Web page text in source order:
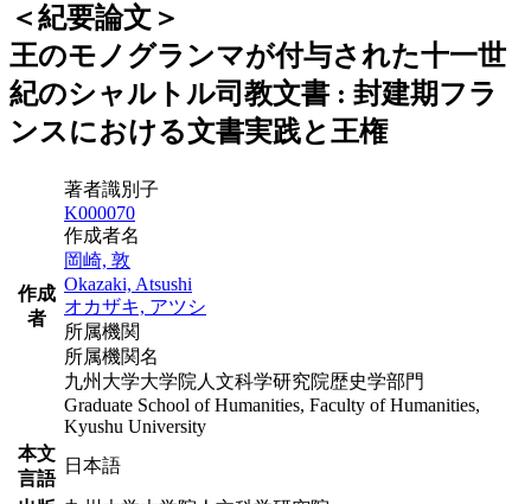
＜紀要論文＞
王のモノグランマが付与された十一世
紀のシャルトル司教文書 : 封建期フラ
ンスにおける文書実践と王権
作成
者
著者識別子
K000070
作成者名
岡崎, 敦
Okazaki, Atsushi
オカザキ, アツシ
所属機関
所属機関名
九州大学大学院人文科学研究院歴史学部門
Graduate School of Humanities, Faculty of Humanities,
Kyushu University
本文
言語
日本語